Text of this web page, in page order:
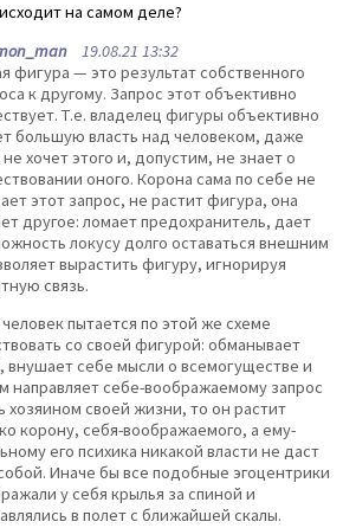
на самом деле?
19.08.21 13:32
фигура — это результат собственного
к другому. Запрос этот объективно
Т.е. владелец фигуры объективно
большую власть над человеком, даже
хочет этого и, допустим, не знает о
оного. Корона сама по себе не
этот запрос, не растит фигура, она
другое: ломает предохранитель, дает
локусу долго оставаться внешним
вырастить фигуру, игнорируя
связь.
пытается по этой же схеме
со своей фигурой: обманывает
внушает себе мысли о всемогуществе и
направляет себе-воображаемому запрос
хозяином своей жизни, то он растит
корону, себя-воображаемого, а ему-
его психика никакой власти не даст
Иначе бы все подобные эгоцентрики
у себя крылья за спиной и
в полет с ближайшей скалы.